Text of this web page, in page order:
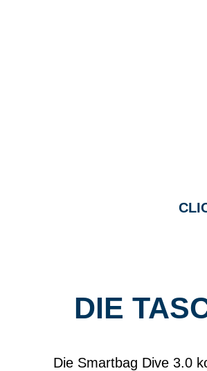
DIE
Die Smartbag Dive 3.0